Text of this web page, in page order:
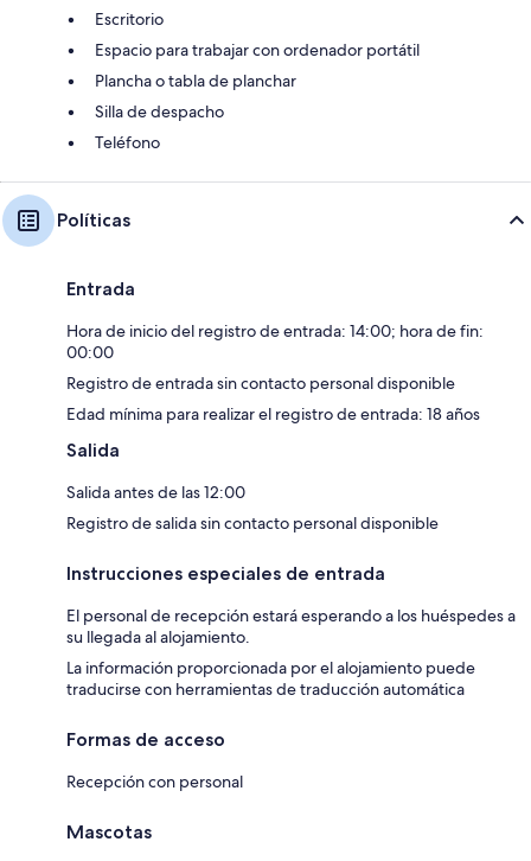
Escritorio
Espacio para trabajar con ordenador portátil
Plancha o tabla de planchar
Silla de despacho
Teléfono
Políticas
Entrada
Hora de inicio del registro de entrada: 14:00; hora de fin:
00:00
Registro de entrada sin contacto personal disponible
Edad mínima para realizar el registro de entrada: 18 años
Salida
Salida antes de las 12:00
Registro de salida sin contacto personal disponible
Instrucciones especiales de entrada
El personal de recepción estará esperando a los huéspedes a
su llegada al alojamiento.
La información proporcionada por el alojamiento puede
traducirse con herramientas de traducción automática
Formas de acceso
Recepción con personal
Mascotas